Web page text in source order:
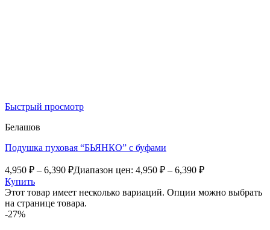
Быстрый просмотр
Белашов
Подушка пуховая “БЬЯНКО” с буфами
4,950 ₽ – 6,390 ₽Диапазон цен: 4,950 ₽ – 6,390 ₽
Купить
Этот товар имеет несколько вариаций. Опции можно выбрать
на странице товара.
-27%